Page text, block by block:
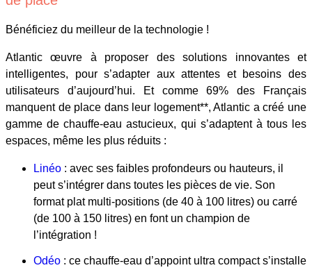
Bénéficiez du meilleur de la technologie !
Atlantic œuvre à proposer des solutions innovantes et
intelligentes, pour s’adapter aux attentes et besoins des
utilisateurs d’aujourd’hui. Et comme 69% des Français
manquent de place dans leur logement**, Atlantic a créé une
gamme de chauffe-eau astucieux, qui s’adaptent à tous les
espaces, même les plus réduits :
Linéo : avec ses faibles profondeurs ou hauteurs, il
peut s’intégrer dans toutes les pièces de vie. Son
format plat multi-positions (de 40 à 100 litres) ou carré
(de 100 à 150 litres) en font un champion de
l’intégration !
Odéo : ce chauffe-eau d’appoint ultra compact s’installe